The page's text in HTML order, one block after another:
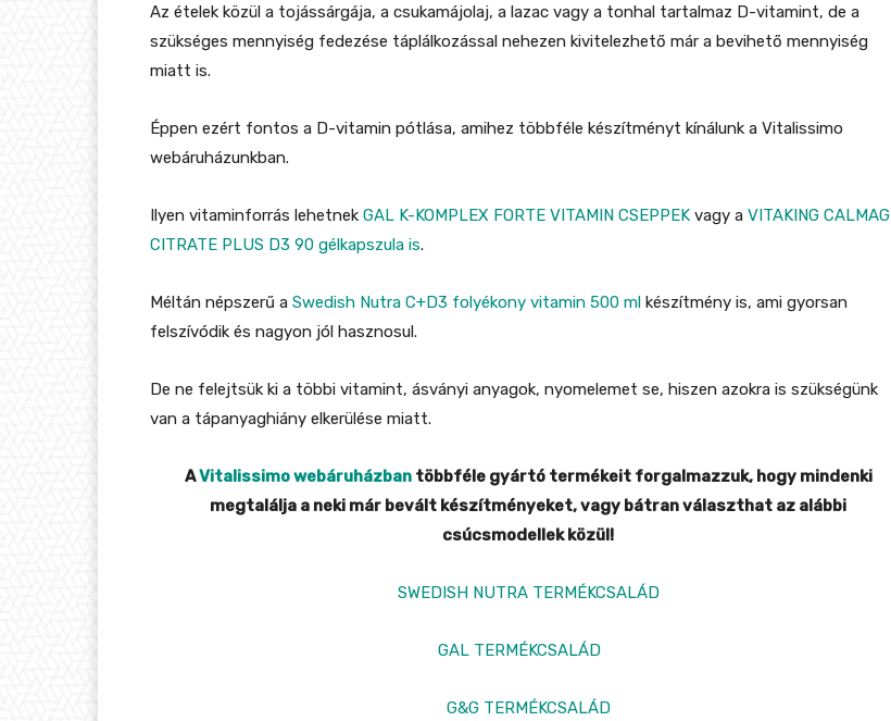
Az ételek közül a tojássárgája, a csukamájolaj, a lazac vagy a tonhal tartalmaz D-vitamint, de a
szükséges mennyiség fedezése táplálkozással nehezen kivitelezhető már a bevihető mennyiség
miatt is.
Éppen ezért fontos a D-vitamin pótlása, amihez többféle készítményt kínálunk a Vitalissimo
webáruházunkban.
Ilyen vitaminforrás lehetnek GAL K-KOMPLEX FORTE VITAMIN CSEPPEK vagy a VITAKING CALMAG
CITRATE PLUS D3 90 gélkapszula is.
Méltán népszerű a Swedish Nutra C+D3 folyékony vitamin 500 ml készítmény is, ami gyorsan
felszívódik és nagyon jól hasznosul.
De ne felejtsük ki a többi vitamint, ásványi anyagok, nyomelemet se, hiszen azokra is szükségünk
van a tápanyaghiány elkerülése miatt.
AVitalissimo webáruházbantöbbféle gyártó termékeit forgalmazzuk, hogy mindenki
megtalálja a neki már bevált készítményeket, vagy bátran választhat az alábbi
csúcsmodellek közül!
SWEDISH NUTRA TERMÉKCSALÁD
GAL TERMÉKCSALÁD
G&G TERMÉKCSALÁD